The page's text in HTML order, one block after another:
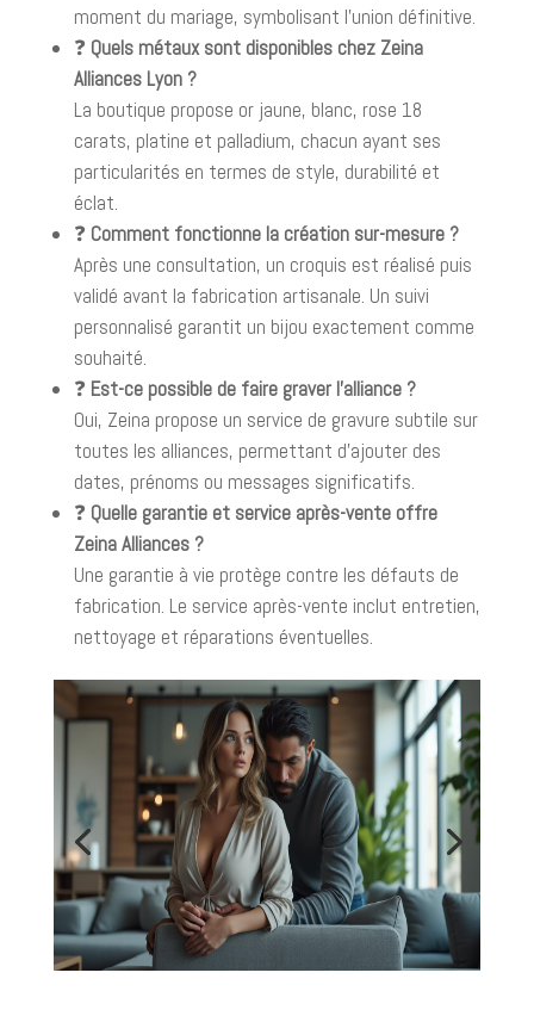
moment du mariage, symbolisant l’union définitive.
❓ Quels métaux sont disponibles chez Zeina
Alliances Lyon ?
La boutique propose or jaune, blanc, rose 18
carats, platine et palladium, chacun ayant ses
particularités en termes de style, durabilité et
éclat.
❓ Comment fonctionne la création sur-mesure ?
Après une consultation, un croquis est réalisé puis
validé avant la fabrication artisanale. Un suivi
personnalisé garantit un bijou exactement comme
souhaité.
❓ Est-ce possible de faire graver l’alliance ?
Oui, Zeina propose un service de gravure subtile sur
toutes les alliances, permettant d’ajouter des
dates, prénoms ou messages significatifs.
❓ Quelle garantie et service après-vente offre
Zeina Alliances ?
Une garantie à vie protège contre les défauts de
fabrication. Le service après-vente inclut entretien,
nettoyage et réparations éventuelles.